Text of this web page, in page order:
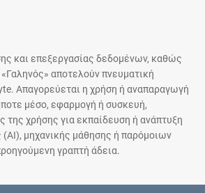
και επεξεργασίας δεδομένων, καθώς
αποτελούν πνευματική
Απαγορεύεται η χρήση ή αναπαραγωγή
μέσο, εφαρμογή ή συσκευή,
της χρήσης για εκπαίδευση ή ανάπτυξη
(AI), μηχανικής μάθησης ή παρόμοιων
γραπτή άδεια.